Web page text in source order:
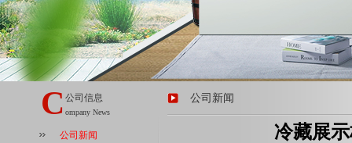
C 公司信息
ompany News
公司新闻
公司新闻
冷藏展